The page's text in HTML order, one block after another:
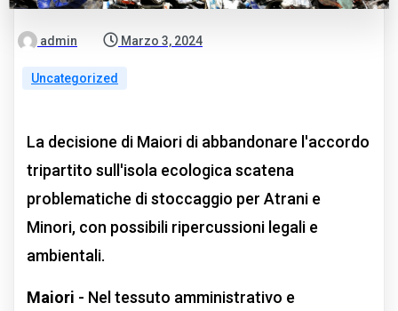
admin Marzo 3, 2024
Uncategorized
La decisione di Maiori di abbandonare l'accordo
tripartito sull'isola ecologica scatena
problematiche di stoccaggio per Atrani e
Minori, con possibili ripercussioni legali e
ambientali.
Maiori - Nel tessuto amministrativo e